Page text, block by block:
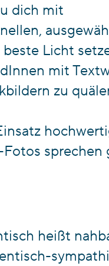
dich mit
Licht
mit
zu
Fotos sprechen
heißt